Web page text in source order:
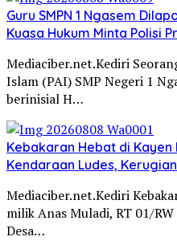
Guru SMPN 1 Ngasem
Kuasa Hukum Minta Polisi
Mediaciber.net.Kediri
Islam (PAI) SMP Negeri 1
berinisial H…
Kebakaran Hebat di Kayen
Kendaraan Ludes,
Mediaciber.net.Kediri
milik Anas Muladi, RT 01/
Desa…